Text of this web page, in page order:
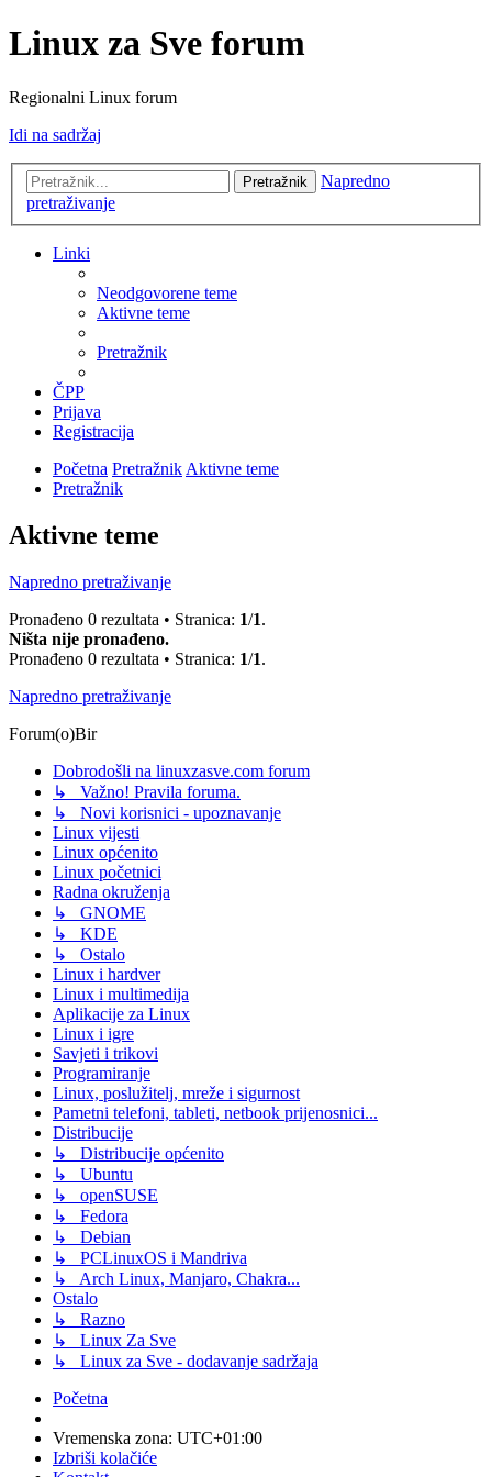
Linux za Sve forum
Regionalni Linux forum
Idi na sadržaj
Pretražnik
Napredno
pretraživanje
Linki
Neodgovorene teme
Aktivne teme
Pretražnik
ČPP
Prijava
Registracija
Početna PretražnikAktivne teme
Pretražnik
Aktivne teme
Napredno pretraživanje
Pronađeno 0 rezultata • Stranica: 1/1.
Ništa nije pronađeno.
Pronađeno 0 rezultata • Stranica: 1/1.
Napredno pretraživanje
Forum(o)Bir
Dobrodošli na linuxzasve.com forum
↳ Važno! Pravila foruma.
↳ Novi korisnici - upoznavanje
Linux vijesti
Linux općenito
Linux početnici
Radna okruženja
↳ GNOME
↳ KDE
↳ Ostalo
Linux i hardver
Linux i multimedija
Aplikacije za Linux
Linux i igre
Savjeti i trikovi
Programiranje
Linux, poslužitelj, mreže i sigurnost
Pametni telefoni, tableti, netbook prijenosnici...
Distribucije
↳ Distribucije općenito
↳ Ubuntu
↳ openSUSE
↳ Fedora
↳ Debian
↳ PCLinuxOS i Mandriva
↳ Arch Linux, Manjaro, Chakra...
Ostalo
↳ Razno
↳ Linux Za Sve
↳ Linux za Sve - dodavanje sadržaja
Početna
Vremenska zona: UTC+01:00
Izbriši kolačiće